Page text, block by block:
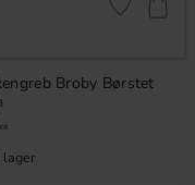
Broby Børstet
KR
Gem som
lager